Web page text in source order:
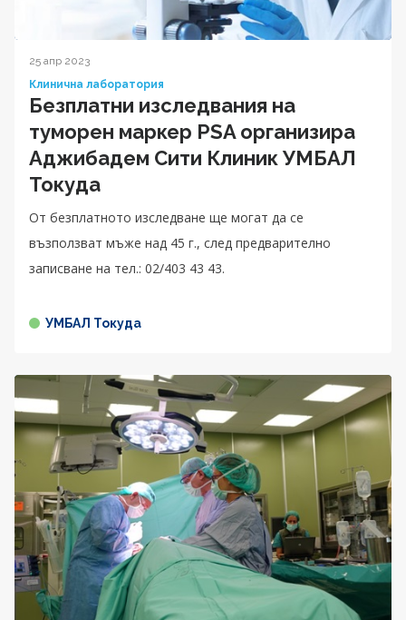
25 апр 2023
Клинична лаборатория
Безплатни изследвания на
туморен маркер PSA организира
Аджибадем Сити Клиник УМБАЛ
Токуда
От безплатното изследване ще могат да се
възползват мъже над 45 г., след предварително
записване на тел.: 02/403 43 43.
УМБАЛ Токуда